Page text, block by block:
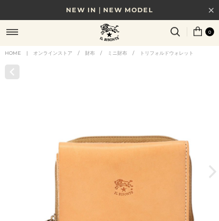
NEW IN｜NEW MODEL
8/17(月)10時まで｜税込11,000円以上で送料無料
贈る相手やシーンから選べる、新しいギフトガイド
0
HOME | オンラインストア / 財布 / ミニ財布 / トリフォルドウォレット